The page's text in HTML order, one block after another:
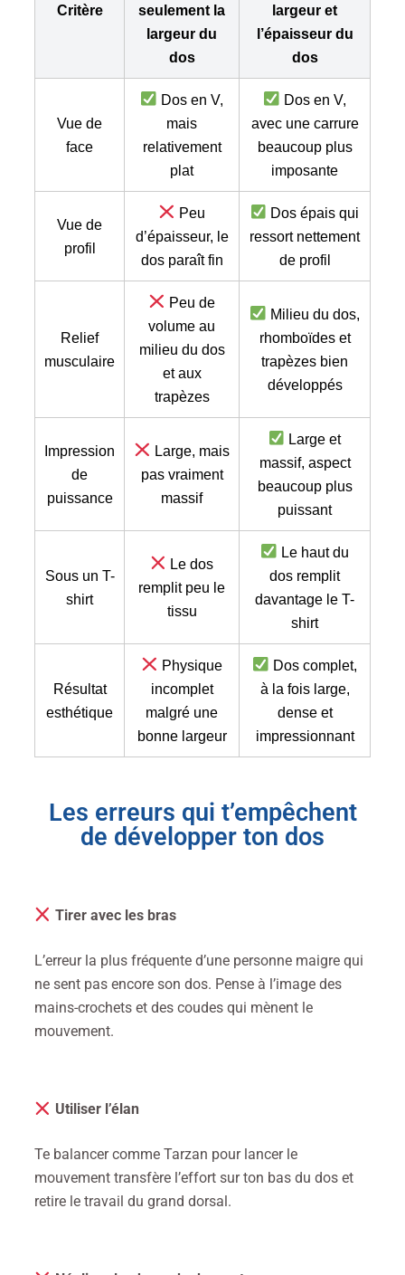
Critère
seulement la
largeur du
dos
largeur et
l’épaisseur du
dos
Vue de
face
Dos en V,
mais
relativement
plat
Dos en V,
avec une carrure
beaucoup plus
imposante
Vue de
profil
Peu
d’épaisseur, le
dos paraît fin
Dos épais qui
ressort nettement
de profil
Relief
musculaire
Peu de
volume au
milieu du dos
et aux
trapèzes
Milieu du dos,
rhomboïdes et
trapèzes bien
développés
Impression
de
puissance
Large, mais
pas vraiment
massif
Large et
massif, aspect
beaucoup plus
puissant
Sous un T-
shirt
Le dos
remplit peu le
tissu
Le haut du
dos remplit
davantage le T-
shirt
Résultat
esthétique
Physique
incomplet
malgré une
bonne largeur
Dos complet,
à la fois large,
dense et
impressionnant
Les erreurs qui t’empêchent
de développer ton dos
Tirer avec les bras
L’erreur la plus fréquente d’une personne maigre qui
ne sent pas encore son dos. Pense à l’image des
mains-crochets et des coudes qui mènent le
mouvement.
Utiliser l’élan
Te balancer comme Tarzan pour lancer le
mouvement transfère l’effort sur ton bas du dos et
retire le travail du grand dorsal.